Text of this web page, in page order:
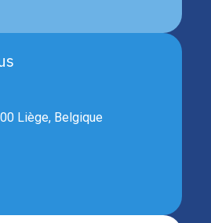
Liège, Belgique